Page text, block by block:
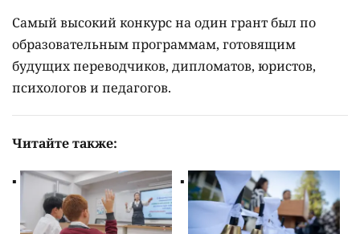
Самый высокий конкурс на один грант был по
образовательным программам, готовящим
будущих переводчиков, дипломатов, юристов,
психологов и педагогов.
Читайте также: